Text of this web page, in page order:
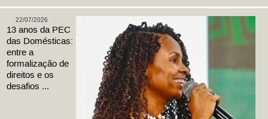
22/07/2026
13 anos da PEC
das Domésticas:
entre a
formalização de
direitos e os
desafios ...